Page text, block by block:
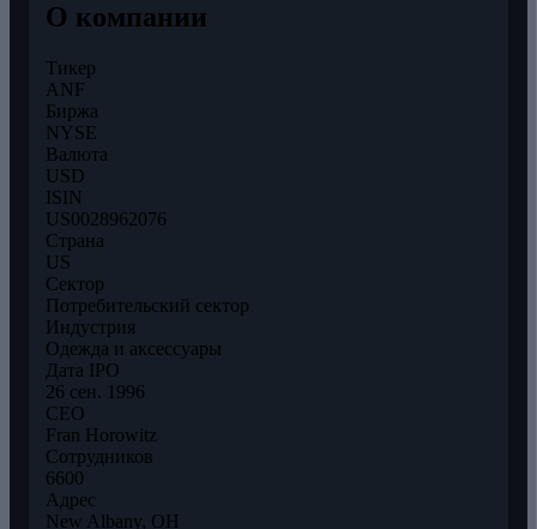
О компании
Тикер
ANF
Биржа
NYSE
Валюта
USD
ISIN
US0028962076
Страна
US
Сектор
Потребительский сектор
Индустрия
Одежда и аксессуары
Дата IPO
26 сен. 1996
CEO
Fran Horowitz
Сотрудников
6600
Адрес
New Albany, OH